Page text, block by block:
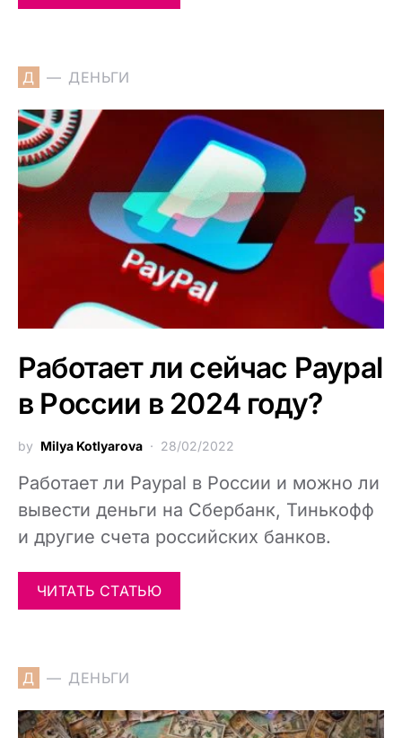
Д ДЕНЬГИ
Работает ли сейчас Paypal
в России в 2024 году?
by Milya Kotlyarova 28/02/2022
Работает ли Paypal в России и можно ли
вывести деньги на Сбербанк, Тинькофф
и другие счета российских банков.
ЧИТАТЬ СТАТЬЮ
Д ДЕНЬГИ